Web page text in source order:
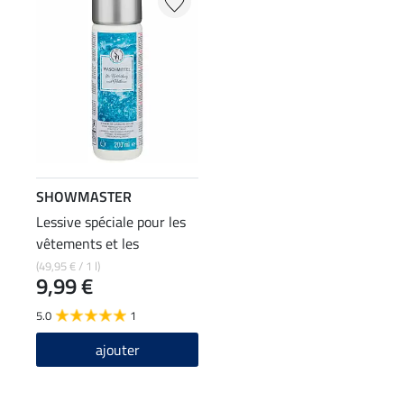
SHOWMASTER
Lessive spéciale pour les
vêtements et les
pantalons d'équitation
(49,95 € / 1 l)
9,99 €
5.0 1
ajouter